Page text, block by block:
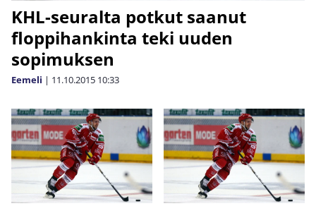
KHL-seuralta potkut saanut
floppihankinta teki uuden
sopimuksen
Eemeli | 11.10.2015 10:33